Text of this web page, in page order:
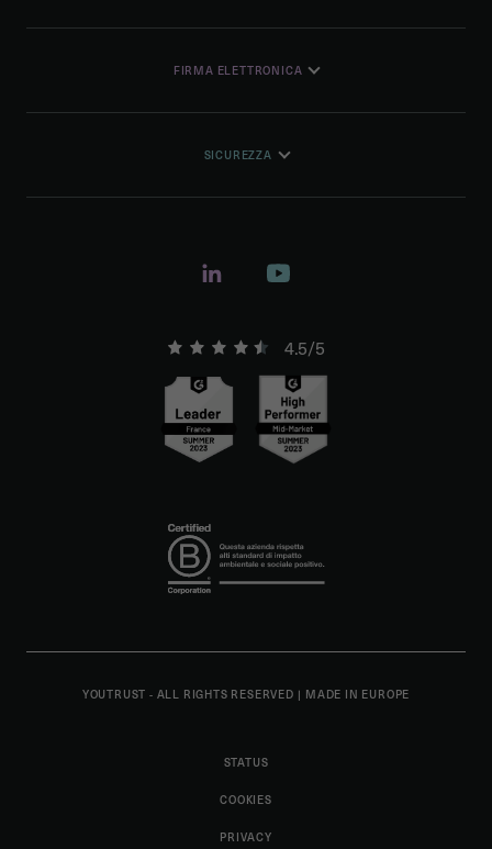
FIRMA ELETTRONICA
SICUREZZA
4.5/5
YOUTRUST - ALL RIGHTS RESERVED | MADE IN EUROPE
STATUS
COOKIES
PRIVACY